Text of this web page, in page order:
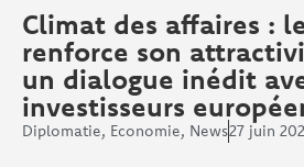
Climat des affaires :
renforce son
un dialogue inédit
investisseurs
Diplomatie, Economie, News27 juin